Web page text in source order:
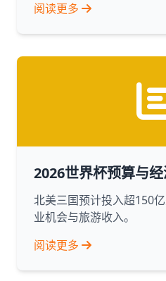
阅读更多
2026世界杯预算与
北美三国预计投入超150
业机会与旅游收入。
阅读更多